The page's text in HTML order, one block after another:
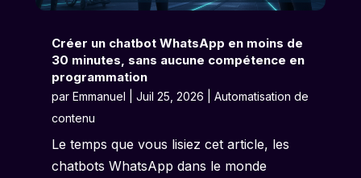
Créer un chatbot WhatsApp en moins de
30 minutes, sans aucune compétence en
programmation
par Emmanuel Juil 25, 2026
Automatisation de
contenu
Le temps que vous lisiez cet article, les
chatbots WhatsApp dans le monde